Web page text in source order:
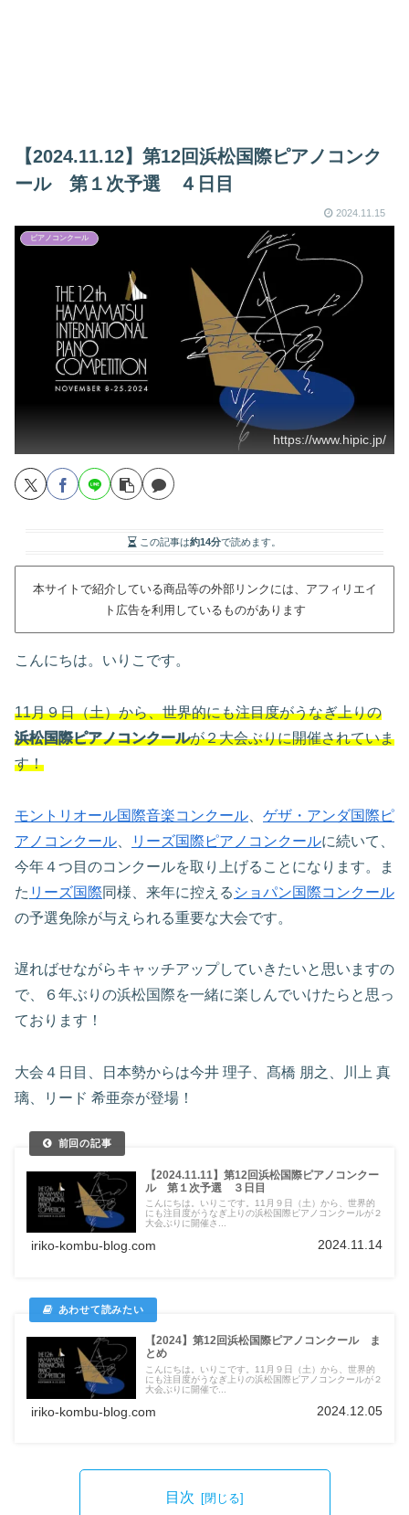
【2024.11.12】第12回浜松国際ピアノコンク
ール 第１次予選 ４日目
2024.11.15
ピアノコンクール
https://www.hipic.jp/
この記事は約14分で読めます。
本サイトで紹介している商品等の外部リンクには、アフィリエイ
ト広告を利用しているものがあります
こんにちは。いりこです。
11月９日（土）から、世界的にも注目度がうなぎ上りの
浜松国際ピアノコンクールが２大会ぶりに開催されていま
す！
モントリオール国際音楽コンクール
ゲザ・アンダ国際ピ
アノコンクール
リーズ国際ピアノコンクールに続いて、
今年４つ目のコンクールを取り上げることになります。ま
た リーズ国際同様、来年に控える ショパン国際コンクール
の予選免除が与えられる重要な大会です。
遅ればせながらキャッチアップしていきたいと思いますの
で、６年ぶりの浜松国際を一緒に楽しんでいけたらと思っ
ております！
大会４日目、日本勢からは今井 理子、髙橋 朋之、川上 真
璃、リード 希亜奈が登場！
【2024.11.11】第12回浜松国際ピアノコンクー
ル 第１次予選 ３日目
こんにちは。いりこです。11月９日（土）から、世界的
にも注目度がうなぎ上りの浜松国際ピアノコンクールが２
大会ぶりに開催さ...
iriko-kombu-blog.com 2024.11.14
【2024】第12回浜松国際ピアノコンクール ま
とめ
こんにちは。いりこです。11月９日（土）から、世界的
にも注目度がうなぎ上りの浜松国際ピアノコンクールが２
大会ぶりに開催で...
iriko-kombu-blog.com 2024.12.05
目次